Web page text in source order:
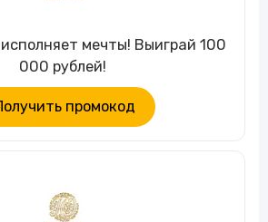
мечты! Выиграй 100
000 рублей!
промокод